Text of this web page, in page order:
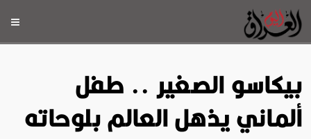
بيكاسو الصغير .. طفل
ألماني يذهل العالم بلوحاته